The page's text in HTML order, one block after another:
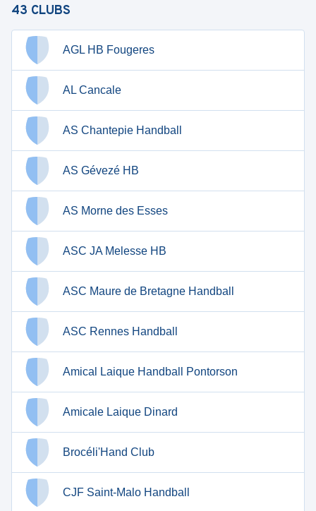
43 CLUBS
AGL HB Fougeres
AL Cancale
AS Chantepie Handball
AS Gévezé HB
AS Morne des Esses
ASC JA Melesse HB
ASC Maure de Bretagne Handball
ASC Rennes Handball
Amical Laique Handball Pontorson
Amicale Laique Dinard
Brocéli'Hand Club
CJF Saint-Malo Handball